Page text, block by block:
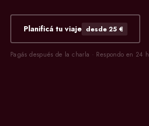
Planificá tu viaje desde 25 €
Pagás después de la charla · Respondo en 24 h